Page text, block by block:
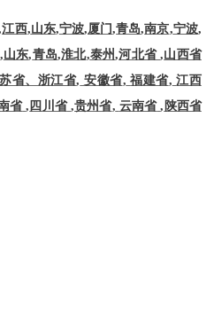
江西,山东,宁波,厦门,青岛,南京,宁波,
,山东,青岛,淮北,泰州,河北省 ,山西省
省、浙江省, 安徽省, 福建省, 江西
省 , 四川省 ,贵州省, 云南省 , 陕西省